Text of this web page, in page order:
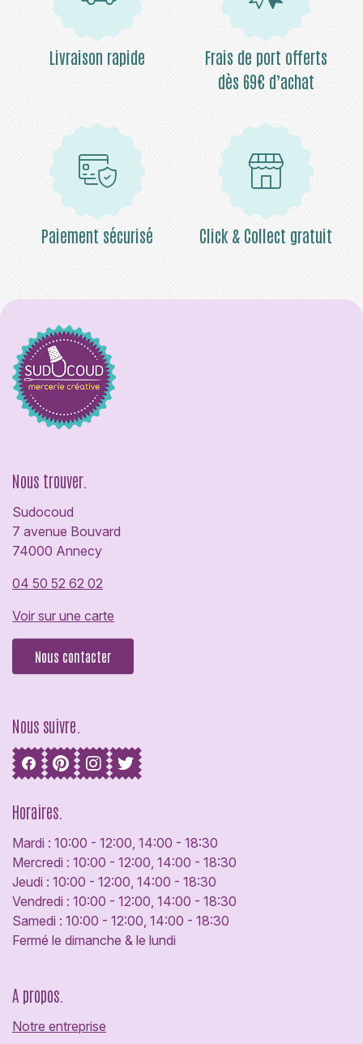
Livraison rapide
Frais de port offerts
dès 69€ d’achat
Paiement sécurisé Click & Collect gratuit
Nous trouver.
Sudocoud
7 avenue Bouvard
74000 Annecy
04 50 52 62 02
Voir sur une carte
Nous contacter
Nous suivre.
Horaires.
Mardi : 10:00 - 12:00, 14:00 - 18:30
Mercredi : 10:00 - 12:00, 14:00 - 18:30
Jeudi : 10:00 - 12:00, 14:00 - 18:30
Vendredi : 10:00 - 12:00, 14:00 - 18:30
Samedi : 10:00 - 12:00, 14:00 - 18:30
Fermé le dimanche & le lundi
A propos.
Notre entreprise